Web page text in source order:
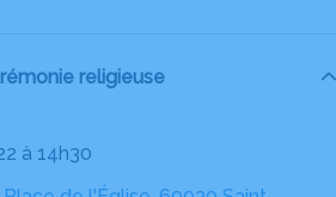
religieuse
à 14h30